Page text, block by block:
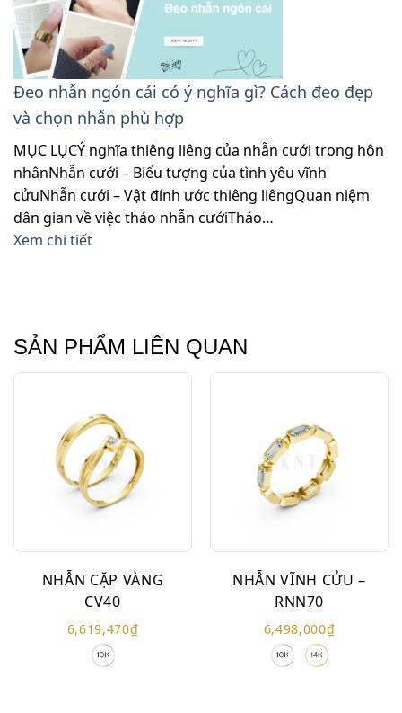
Đeo nhẫn ngón cái có ý nghĩa gì? Cách đeo đẹp
và chọn nhẫn phù hợp
MỤC LỤCÝ nghĩa thiêng liêng của nhẫn cưới trong hôn
nhânNhẫn cưới – Biểu tượng của tình yêu vĩnh
cửuNhẫn cưới – Vật đính ước thiêng liêngQuan niệm
dân gian về việc tháo nhẫn cướiTháo…
Xem chi tiết
SẢN PHẨM LIÊN QUAN
NHẪN CẶP VÀNG
CV40
6,619,470₫
NHẪN VĨNH CỬU –
RNN70
6,498,000₫